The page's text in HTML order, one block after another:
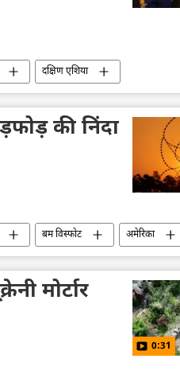
दक्षिण एशिया
की निंदा
बम विस्फोट
अमेरिका
ऊर्जा क्षेत्र
गैस
मोर्टार
0:31